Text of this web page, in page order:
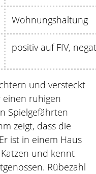
Wohnungshaltung
positiv auf FIV,
und versteckt
einen ruhigen
Spielgefährten
zeigt, dass die
ist in einem Haus
und kennt
Rübezahl